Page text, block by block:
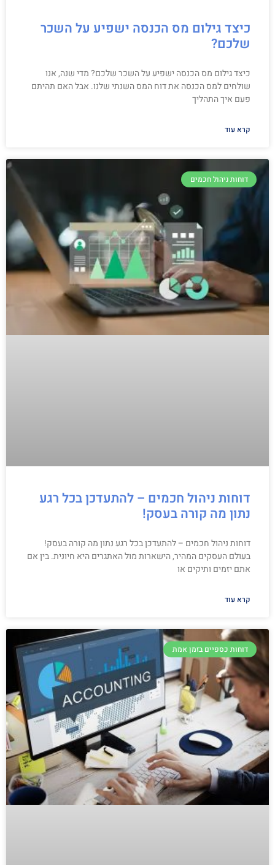
כיצד גילום מס הכנסה ישפיע על השכר
שלכם?
כיצד גילום מס הכנסה ישפיע על השכר שלכם? מדי שנה, אנו
שולחים למס הכנסה את דוח המס השנתי שלנו. אבל האם תהיתם
פעם איך התהליך
קרא עוד
דוחות ניהול חכמים
דוחות ניהול חכמים – להתעדכן בכל רגע
נתון מה קורה בעסק!
דוחות ניהול חכמים – להתעדכן בכל רגע נתון מה קורה בעסק!
בעולם העסקים המהיר, הישארות מול האתגרים היא חיונית. בין אם
אתם יזמים ותיקים או
קרא עוד
דוחות כספיים בזמן אמת